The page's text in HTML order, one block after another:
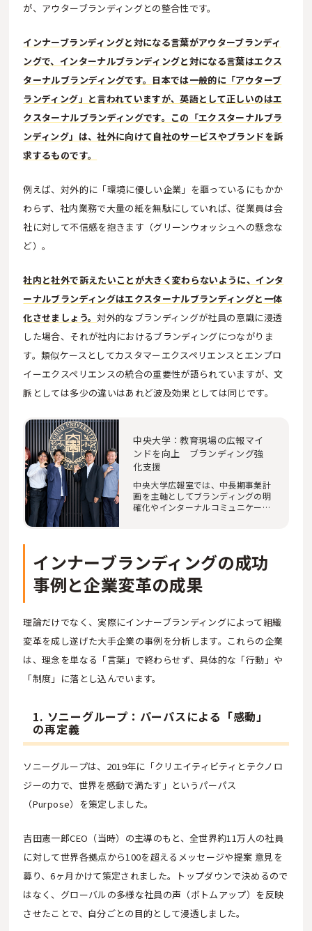
が、アウターブランディングとの整合性です。
インナーブランディングと対になる言葉がアウターブランディ
ングで、インターナルブランディングと対になる言葉はエクス
ターナルブランディングです。日本では一般的に「アウターブ
ランディング」と言われていますが、英語として正しいのはエ
クスターナルブランディングです。この「エクスターナルブラ
ンディング」は、社外に向けて自社のサービスやブランドを訴
求するものです。
例えば、対外的に「環境に優しい企業」を謳っているにもかか
わらず、社内業務で大量の紙を無駄にしていれば、従業員は会
社に対して不信感を抱きます（グリーンウォッシュへの懸念な
ど）。
社内と社外で訴えたいことが大きく変わらないように、インタ
ーナルブランディングはエクスターナルブランディングと一体
化させましょう。対外的なブランディングが社員の意識に浸透
した場合、それが社内におけるブランディングにつながりま
す。類似ケースとしてカスタマーエクスペリエンスとエンプロ
イーエクスペリエンスの統合の重要性が語られていますが、文
脈としては多少の違いはあれど波及効果としては同じです。
中央大学：教育現場の広報マイ
ンドを向上 ブランディング強
化支援
中央大学広報室では、中長期事業計
画を主軸としてブランディングの明
確化やインターナルコミュニケーシ
インナーブランディングの成功
事例と企業変革の成果
理論だけでなく、実際にインナーブランディングによって組織
変革を成し遂げた大手企業の事例を分析します。これらの企業
は、理念を単なる「言葉」で終わらせず、具体的な「行動」や
「制度」に落とし込んでいます。
1. ソニーグループ：パーパスによる「感動」
の再定義
ソニーグループは、2019年に「クリエイティビティとテクノロ
ジーの力で、世界を感動で満たす」というパーパス
（Purpose）を策定しました。
吉田憲一郎CEO（当時）の主導のもと、全世界約11万人の社員
に対して世界各拠点から100を超えるメッセージや提案 意見を
募り、6ヶ月かけて策定されました。トップダウンで決めるので
はなく、グローバルの多様な社員の声（ボトムアップ）を反映
させたことで、自分ごとの目的として浸透しました。